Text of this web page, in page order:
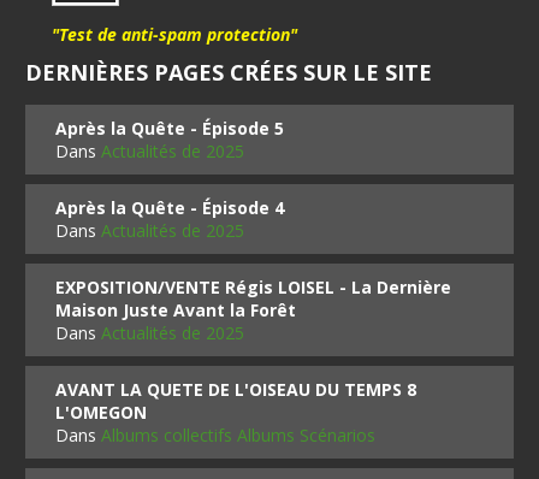
"Test de anti-spam protection"
DERNIÈRES PAGES CRÉES SUR LE SITE
Après la Quête - Épisode 5
DansActualités de 2025
Après la Quête - Épisode 4
DansActualités de 2025
EXPOSITION/VENTE Régis LOISEL - La Dernière
Maison Juste Avant la Forêt
DansActualités de 2025
AVANT LA QUETE DE L'OISEAU DU TEMPS 8
L'OMEGON
DansAlbums collectifs Albums Scénarios